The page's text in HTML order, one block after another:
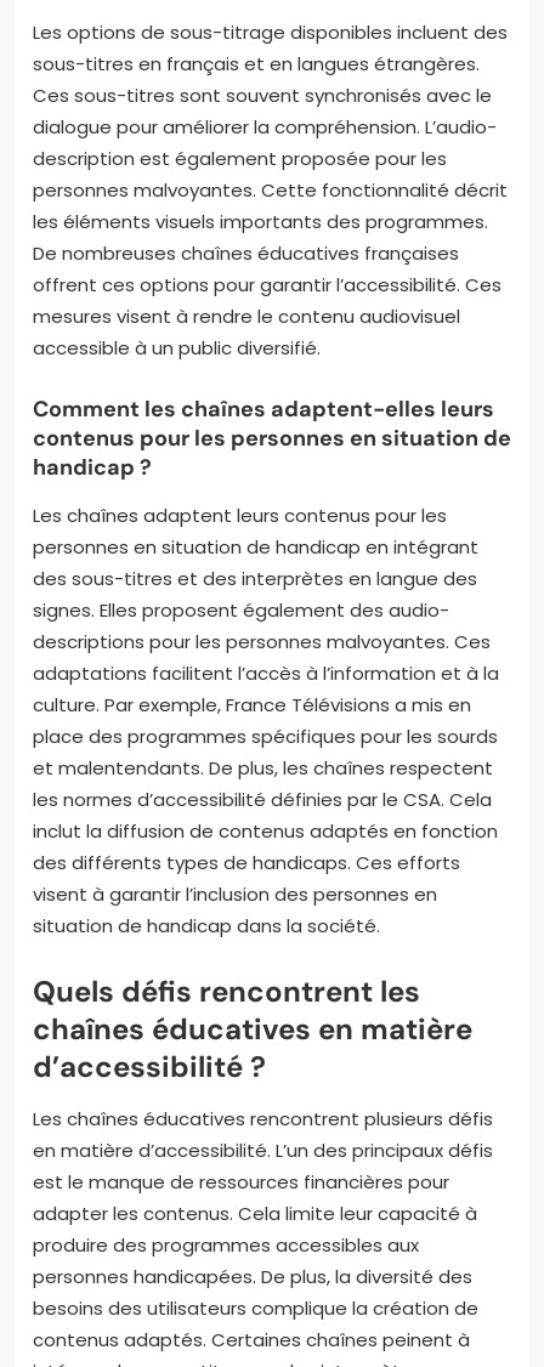
Les options de sous-titrage disponibles incluent des
sous-titres en français et en langues étrangères.
Ces sous-titres sont souvent synchronisés avec le
dialogue pour améliorer la compréhension. L’audio-
description est également proposée pour les
personnes malvoyantes. Cette fonctionnalité décrit
les éléments visuels importants des programmes.
De nombreuses chaînes éducatives françaises
offrent ces options pour garantir l’accessibilité. Ces
mesures visent à rendre le contenu audiovisuel
accessible à un public diversifié.
Comment les chaînes adaptent-elles leurs
contenus pour les personnes en situation de
handicap ?
Les chaînes adaptent leurs contenus pour les
personnes en situation de handicap en intégrant
des sous-titres et des interprètes en langue des
signes. Elles proposent également des audio-
descriptions pour les personnes malvoyantes. Ces
adaptations facilitent l’accès à l’information et à la
culture. Par exemple, France Télévisions a mis en
place des programmes spécifiques pour les sourds
et malentendants. De plus, les chaînes respectent
les normes d’accessibilité définies par le CSA. Cela
inclut la diffusion de contenus adaptés en fonction
des différents types de handicaps. Ces efforts
visent à garantir l’inclusion des personnes en
situation de handicap dans la société.
Quels défis rencontrent les
chaînes éducatives en matière
d’accessibilité ?
Les chaînes éducatives rencontrent plusieurs défis
en matière d’accessibilité. L’un des principaux défis
est le manque de ressources financières pour
adapter les contenus. Cela limite leur capacité à
produire des programmes accessibles aux
personnes handicapées. De plus, la diversité des
besoins des utilisateurs complique la création de
contenus adaptés. Certaines chaînes peinent à